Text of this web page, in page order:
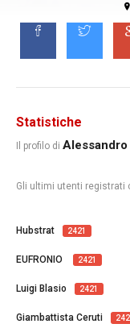
Statistiche
Il profilo di
Gli ultimi utenti registrati
Hubstrat 2421
EUFRONIO 2421
Luigi Blasio 2421
Giambattista Ceruti